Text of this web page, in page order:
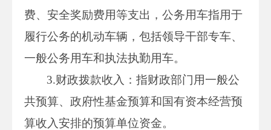
费、安全奖励费用等支出，公务用车指用于
履行公务的机动车辆，包括领导干部专车、
一般公务用车和执法执勤用车。
3.财政拨款收入：指财政部门用一般公
共预算、政府性基金预算和国有资本经营预
算收入安排的预算单位资金。